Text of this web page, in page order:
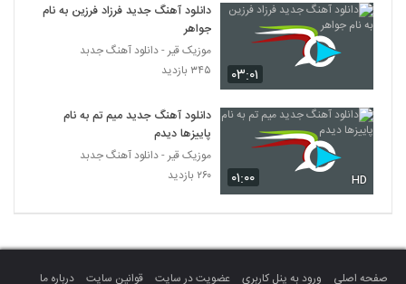
دانلود آهنگ محمد آریا دلتنگیه عجیب
۲۱۳ بازدید
6316
موزیک زیبای خون بها از مهدی صومعه
۲۳۰ بازدید
دانلود آهنگ جدید و زیبای شهریار صیقلانی با
نام اتاق (به همراه حمزه یگانه)
۲۱۹ بازدید
6318
دانلود آهنگ مصطفی سعادت عشق شیخ
۰۳:۰۱
دانلود آهنگ جدید فرزاد فرزین به نام
جواهر
موزیک قیر - دانلود آهنگ جدبد
۳۴۵ بازدید
۰۱:۰۰ HD
دانلود آهنگ جدید میم تم به نام
پاییزها دیدم
موزیک قیر - دانلود آهنگ جدبد
۲۶۰ بازدید
صفحه اصلی ورود به پنل کاربری عضویت در سایت قوانین سایت درباره ما